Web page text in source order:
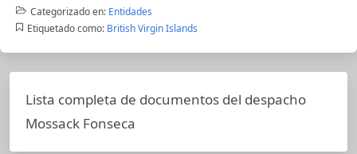
Categorizado en: Entidades
Etiquetado como: British Virgin Islands
Lista completa de documentos del despacho
Mossack Fonseca